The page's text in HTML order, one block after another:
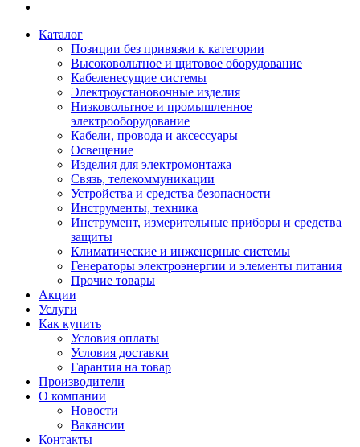
Каталог
Позиции без привязки к категории
Высоковольтное и щитовое оборудование
Кабеленесущие системы
Электроустановочные изделия
Низковольтное и промышленное
электрооборудование
Кабели, провода и аксессуары
Освещение
Изделия для электромонтажа
Связь, телекоммуникации
Устройства и средства безопасности
Инструменты, техника
Инструмент, измерительные приборы и средства
защиты
Климатические и инженерные системы
Генераторы электроэнергии и элементы питания
Прочие товары
Акции
Услуги
Как купить
Условия оплаты
Условия доставки
Гарантия на товар
Производители
О компании
Новости
Вакансии
Контакты